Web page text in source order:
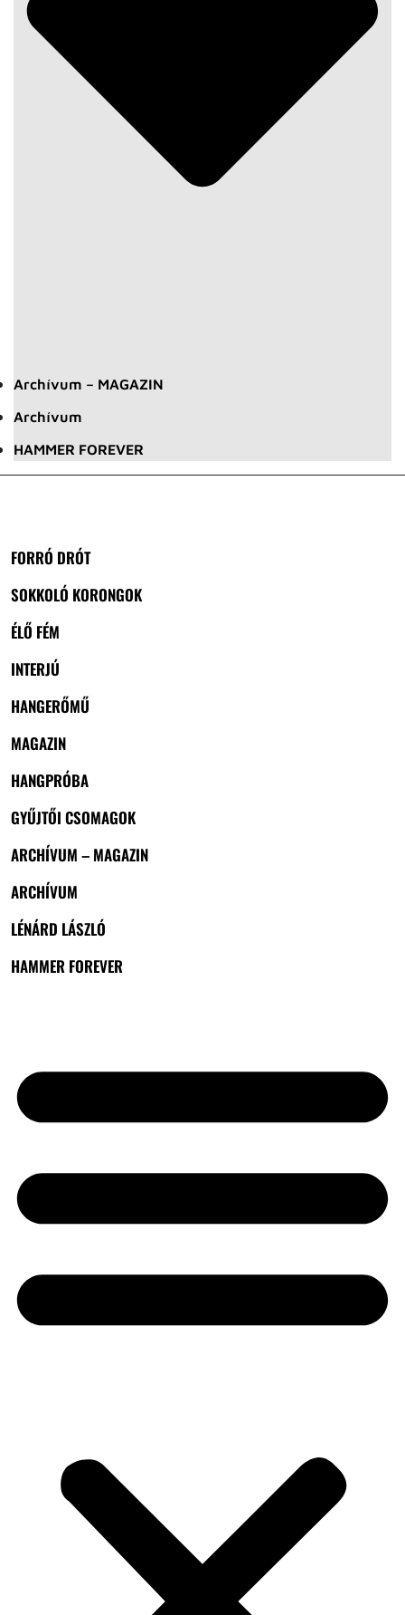
Archívum – MAGAZIN
Archívum
HAMMER FOREVER
FORRÓ DRÓT
SOKKOLÓ KORONGOK
ÉLŐ FÉM
INTERJÚ
HANGERŐMŰ
MAGAZIN
HANGPRÓBA
GYŰJTŐI CSOMAGOK
ARCHÍVUM – MAGAZIN
ARCHÍVUM
LÉNÁRD LÁSZLÓ
HAMMER FOREVER